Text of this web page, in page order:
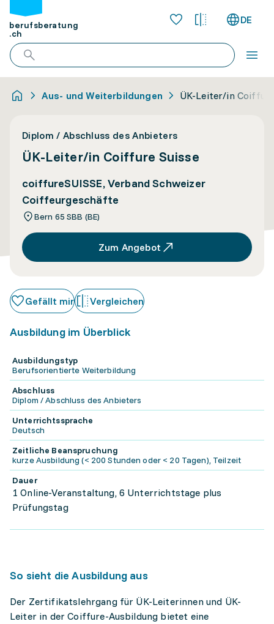
berufsberatung
.ch
DE
Aus- und Weiterbildungen ÜK-Leiter/in
Diplom / Abschluss des Anbieters
ÜK-Leiter/in Coiffure Suisse
coiffureSUISSE, Verband Schweizer
Coiffeurgeschäfte
Bern 65 SBB (BE)
Zum Angebot
Gefällt mir Vergleichen
Ausbildung im Überblick
Ausbildungstyp
Berufsorientierte Weiterbildung
Abschluss
Diplom / Abschluss des Anbieters
Unterrichtssprache
Deutsch
Zeitliche Beanspruchung
kurze Ausbildung (< 200 Stunden oder < 20 Tagen), Teilzeit
Dauer
1 Online-Veranstaltung, 6 Unterrichtstage plus
Prüfungstag
So sieht die Ausbildung aus
Der Zertifikatslehrgang für ÜK-Leiterinnen und ÜK-
Leiter in der Coiffure-Ausbildung bietet eine